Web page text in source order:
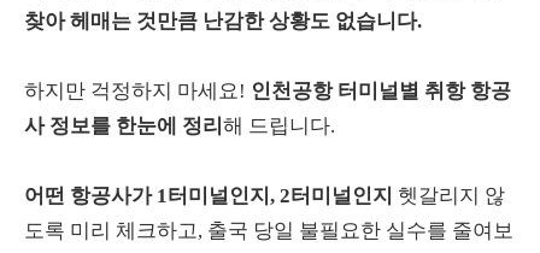
찾아 헤매는 것만큼 난감한 상황도 없습니다.
하지만 걱정하지 마세요! 인천공항 터미널별 취항 항공
사 정보를 한눈에 정리 해 드립니다.
어떤 항공사가 1터미널인지, 2터미널인지 헷갈리지 않
도록 미리 체크하고, 출국 당일 불필요한 실수를 줄여보